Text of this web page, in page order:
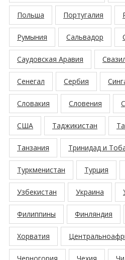
Польша Португалия
Румыния Сальвадор
Саудовская Аравия
Сенегал Сербия
Словакия Словения
США Таджикистан
Танзания Тринидад и
Туркменистан Турция
Узбекистан Украина
Филиппины Финляндия
Хорватия